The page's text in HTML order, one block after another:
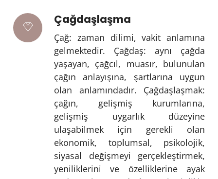
Çağdaşlaşma
Çağ: zaman dilimi, vakit anlamına
gelmektedir. Çağdaş: aynı çağda
yaşayan, çağcıl, muasır, bulunulan
çağın anlayışına, şartlarına uygun
olan anlamındadır. Çağdaşlaşmak:
çağın, gelişmiş kurumlarına,
gelişmiş uygarlık düzeyine
ulaşabilmek için gerekli olan
ekonomik, toplumsal, psikolojik,
siyasal değişmeyi gerçekleştirmek,
yeniliklerini ve özelliklerine ayak